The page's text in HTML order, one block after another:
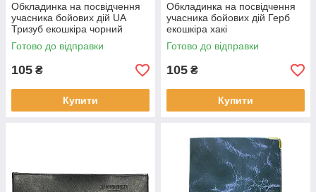
Обкладинка на посвідчення
учасника бойових дій UA
Тризуб екошкіра чорний
Готово до відправки
105 ₴
Купити
Обкладинка на посвідчення
учасника бойових дій Герб
екошкіра хакі
Готово до відправки
105 ₴
Купити